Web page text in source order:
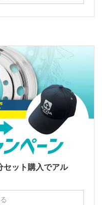
セット購入でアル